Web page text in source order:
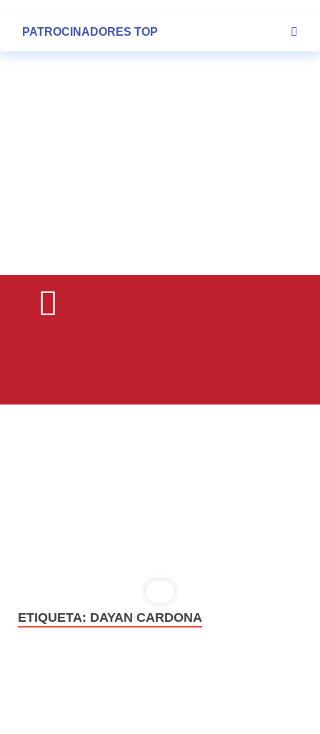
PATROCINADORES TOP
ETIQUETA: DAYAN CARDONA